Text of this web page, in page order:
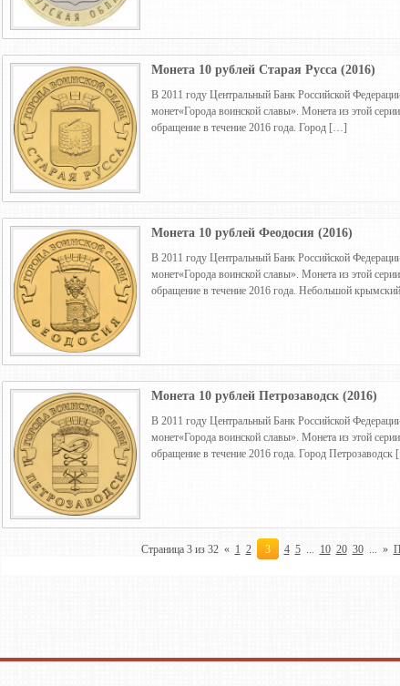
Монета 10 рублей Старая Русса (2016)
В 2011 году Центральный Банк Российской
монет«Города воинской славы». Монета из этой
обращение в течение 2016 года. Город […]
Монета 10 рублей Феодосия (2016)
В 2011 году Центральный Банк Российской
монет«Города воинской славы». Монета из этой
обращение в течение 2016 года. Небольшой
Монета 10 рублей Петрозаводск (2016)
В 2011 году Центральный Банк Российской
монет«Города воинской славы». Монета из этой
обращение в течение 2016 года. Город
Страница 3 из 32 « 1 2 3 4 5 ... 10 20 30 ... »